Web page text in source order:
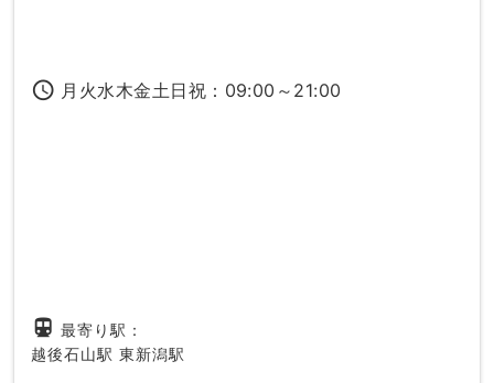
access_time 月火水木金土日祝：09:00～21:00
directions_subway 最寄り駅：
越後石山駅 東新潟駅